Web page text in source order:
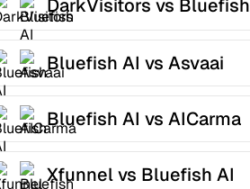
DarkVisitors vs Bluefish
AI
Bluefish AI vs Asvaai
Bluefish AI vs AICarma
Xfunnel vs Bluefish AI